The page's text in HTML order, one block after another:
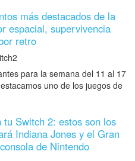
más destacados de la
espacial, supervivencia
retro
para la semana del 11 al 17
uno de los juegos de
tu Switch 2: estos son los
Indiana Jones y el Gran
de Nintendo